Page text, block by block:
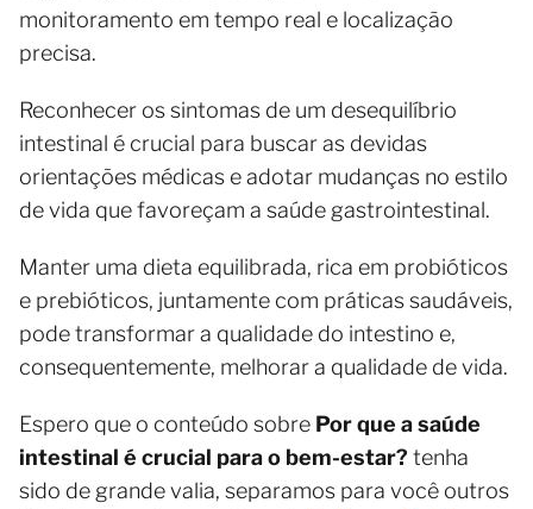
monitoramento em tempo real e localização
precisa.
Reconhecer os sintomas de um desequilíbrio
intestinal é crucial para buscar as devidas
orientações médicas e adotar mudanças no estilo
de vida que favoreçam a saúde gastrointestinal.
Manter uma dieta equilibrada, rica em probióticos
e prebióticos, juntamente com práticas saudáveis,
pode transformar a qualidade do intestino e,
consequentemente, melhorar a qualidade de vida.
Espero que o conteúdo sobre Por que a saúde
intestinal é crucial para o bem-estar?tenha
sido de grande valia, separamos para você outros